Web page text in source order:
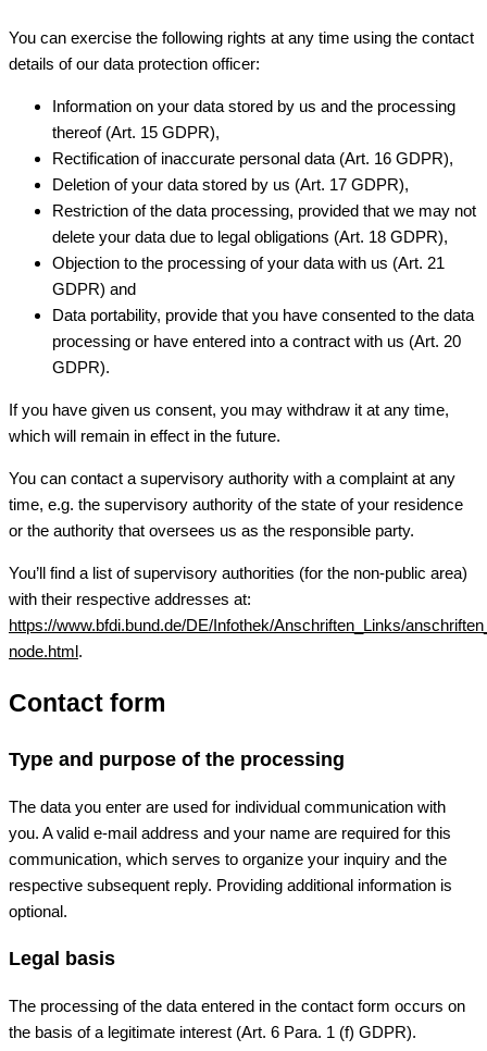
You can exercise the following rights at any time using the contact
details of our data protection officer:
Information on your data stored by us and the processing
thereof (Art. 15 GDPR),
Rectification of inaccurate personal data (Art. 16 GDPR),
Deletion of your data stored by us (Art. 17 GDPR),
Restriction of the data processing, provided that we may not
delete your data due to legal obligations (Art. 18 GDPR),
Objection to the processing of your data with us (Art. 21
GDPR) and
Data portability, provide that you have consented to the data
processing or have entered into a contract with us (Art. 20
GDPR).
If you have given us consent, you may withdraw it at any time,
which will remain in effect in the future.
You can contact a supervisory authority with a complaint at any
time, e.g. the supervisory authority of the state of your residence
or the authority that oversees us as the responsible party.
You’ll find a list of supervisory authorities (for the non-public area)
with their respective addresses at:
https://www.bfdi.bund.de/DE/Infothek/Anschriften_Links/
node.html.
Contact form
Type and purpose of the processing
The data you enter are used for individual communication with
you. A valid e-mail address and your name are required for this
communication, which serves to organize your inquiry and the
respective subsequent reply. Providing additional information is
optional.
Legal basis
The processing of the data entered in the contact form occurs on
the basis of a legitimate interest (Art. 6 Para. 1 (f) GDPR).